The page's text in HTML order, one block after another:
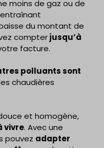
moins de gaz ou de
du montant de
compterjusqu’à
facture.
polluants sont
chaudières
et homogène,
vivre. Avec une
pouvez adapter